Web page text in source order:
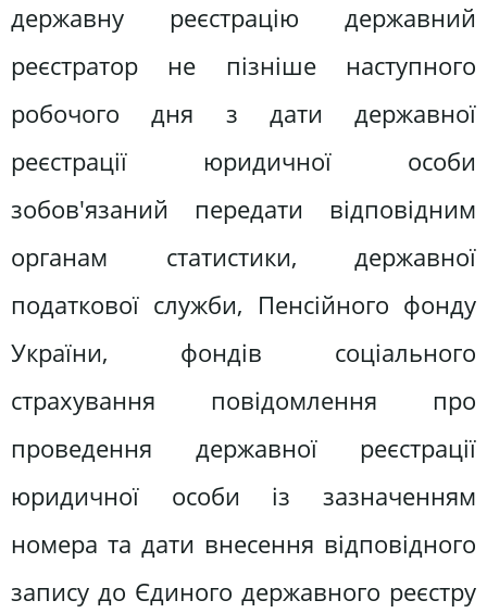
державну реєстрацію державний
реєстратор не пізніше наступного
робочого дня з дати державної
реєстрації юридичної особи
зобов'язаний передати відповідним
органам статистики, державної
податкової служби, Пенсійного фонду
України, фондів соціального
страхування повідомлення про
проведення державної реєстрації
юридичної особи із зазначенням
номера та дати внесення відповідного
запису до Єдиного державного реєстру